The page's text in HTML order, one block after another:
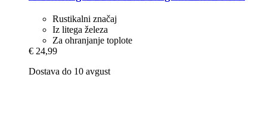
Rustikalni značaj
Iz litega železa
Za ohranjanje toplote
€ 24,99
Dostava do 10 avgust